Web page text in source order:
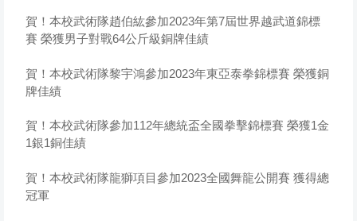
賀！本校武術隊趙伯紘參加2023年第7屆世界越武道錦標
賽 榮獲男子對戰64公斤級銅牌佳績
賀！本校武術隊黎宇鴻參加2023年東亞泰拳錦標賽 榮獲銅
牌佳績
賀！本校武術隊參加112年總統盃全國拳擊錦標賽 榮獲1金
1銀1銅佳績
賀！本校武術隊龍獅項目參加2023全國舞龍公開賽 獲得總
冠軍